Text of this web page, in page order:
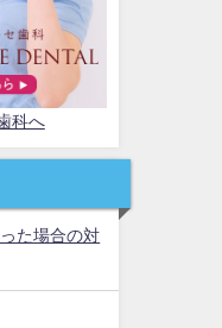
科へ
た場合の対